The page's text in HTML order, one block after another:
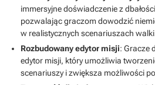
immersyjne doświadczenie z
pozwalając graczom dowodzić
w realistycznych scenariuszach
Rozbudowany edytor misji: Gracze
edytor misji, który umożliwia
scenariuszy i zwiększa możliwości